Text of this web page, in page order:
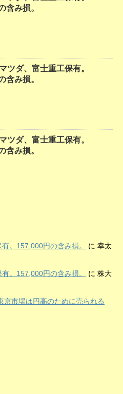
含み損。
ツダ、富士重工保有。
含み損。
ツダ、富士重工保有。
含み損。
。157,000円の含み損。 に 幸太
。157,000円の含み損。
に 株大
京市場は円高のために売られる